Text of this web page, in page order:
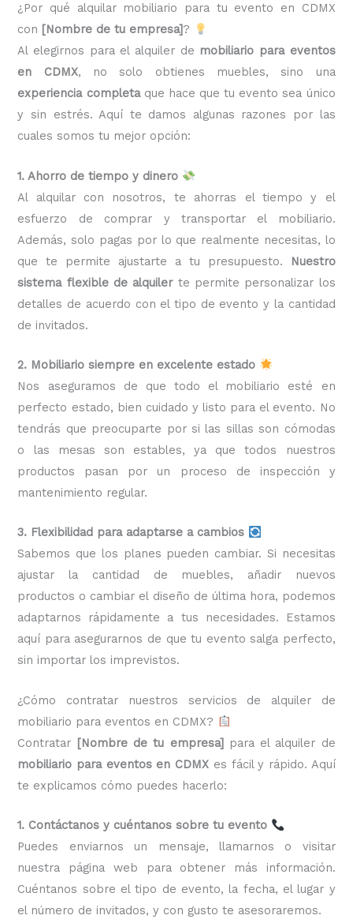
¿Por qué alquilar mobiliario para tu evento en CDMX
con [Nombre de tu empresa]?
Al elegirnos para el alquiler de mobiliario para eventos
en CDMX, no solo obtienes muebles, sino una
experiencia completaque hace que tu evento sea único
y sin estrés. Aquí te damos algunas razones por las
cuales somos tu mejor opción:
1. Ahorro de tiempo y dinero
Al alquilar con nosotros, te ahorras el tiempo y el
esfuerzo de comprar y transportar el mobiliario.
Además, solo pagas por lo que realmente necesitas, lo
que te permite ajustarte a tu presupuesto.
Nuestro
sistema flexible de alquilerte permite personalizar los
detalles de acuerdo con el tipo de evento y la cantidad
de invitados.
2. Mobiliario siempre en excelente estado
Nos aseguramos de que todo el mobiliario esté en
perfecto estado, bien cuidado y listo para el evento. No
tendrás que preocuparte por si las sillas son cómodas
o las mesas son estables, ya que todos nuestros
productos pasan por un proceso de inspección y
mantenimiento regular.
3. Flexibilidad para adaptarse a cambios
Sabemos que los planes pueden cambiar. Si necesitas
ajustar la cantidad de muebles, añadir nuevos
productos o cambiar el diseño de última hora, podemos
adaptarnos rápidamente a tus necesidades. Estamos
aquí para asegurarnos de que tu evento salga perfecto,
sin importar los imprevistos.
¿Cómo contratar nuestros servicios de alquiler de
mobiliario para eventos en CDMX?
Contratar [Nombre de tu empresa]para el alquiler de
mobiliario para eventos en CDMX es fácil y rápido. Aquí
te explicamos cómo puedes hacerlo:
1. Contáctanos y cuéntanos sobre tu evento
Puedes enviarnos un mensaje, llamarnos o visitar
nuestra página web para obtener más información.
Cuéntanos sobre el tipo de evento, la fecha, el lugar y
el número de invitados, y con gusto te asesoraremos.